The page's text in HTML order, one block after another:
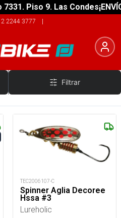
Piso 9. Las Condes
2244 3777 |
Filtrar
TEC2006107-C
Spinner Aglia Decoree
Hssa #3
Lureholic